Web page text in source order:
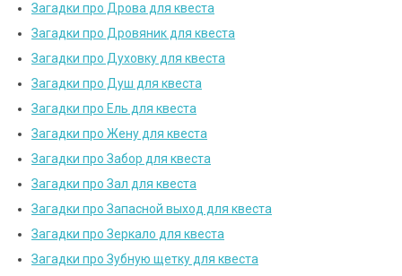
Загадки про Дрова для квеста
Загадки про Дровяник для квеста
Загадки про Духовку для квеста
Загадки про Душ для квеста
Загадки про Ель для квеста
Загадки про Жену для квеста
Загадки про Забор для квеста
Загадки про Зал для квеста
Загадки про Запасной выход для квеста
Загадки про Зеркало для квеста
Загадки про Зубную щетку для квеста